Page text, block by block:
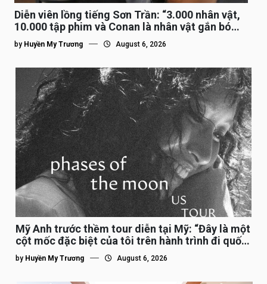
Diễn viên lồng tiếng Sơn Trần: “3.000 nhân vật,
10.000 tập phim và Conan là nhân vật gắn bó
lâu nhất”
by Huyền My Trương August 6, 2026
Mỹ Anh trước thềm tour diễn tại Mỹ: “Đây là một
cột mốc đặc biệt của tôi trên hành trình đi quốc
tế”
by Huyền My Trương August 6, 2026